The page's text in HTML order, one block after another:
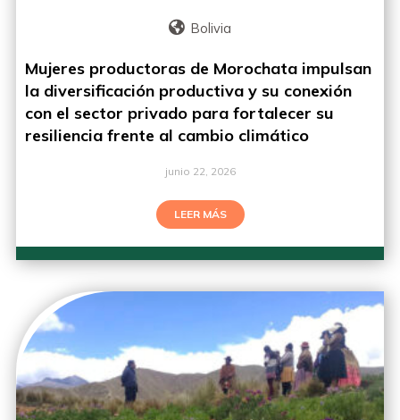
Bolivia
Mujeres productoras de Morochata impulsan
la diversificación productiva y su conexión
con el sector privado para fortalecer su
resiliencia frente al cambio climático
junio 22, 2026
LEER MÁS